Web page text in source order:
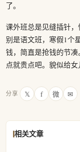
了。
课外班总是见缝插针
别是语文班，寒假1个
钱，简直是抢钱的节
点就贵点吧。貌似给
分享 𝕏 f 微 ✉
相关文章